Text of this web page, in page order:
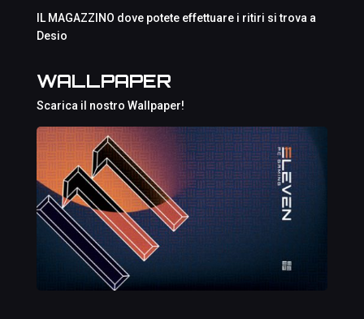
IL MAGAZZINO dove potete effettuare i ritiri si trova a
Desio
WALLPAPER
Scarica il nostro Wallpaper!